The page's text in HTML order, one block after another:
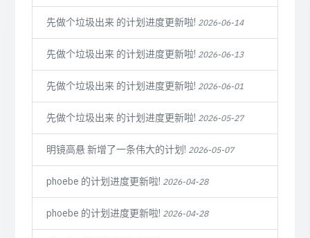
先做个垃圾出来 的计划进度更新啦! 2026-06-14
先做个垃圾出来 的计划进度更新啦! 2026-06-13
先做个垃圾出来 的计划进度更新啦! 2026-06-01
先做个垃圾出来 的计划进度更新啦! 2026-05-27
明镜高悬 新增了一条伟大的计划! 2026-05-07
phoebe 的计划进度更新啦! 2026-04-28
phoebe 的计划进度更新啦! 2026-04-28